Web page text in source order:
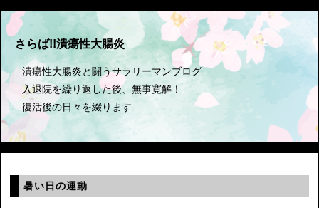
さらば!!潰瘍性大腸炎
潰瘍性大腸炎と闘うサラリーマンブログ
入退院を繰り返した後、無事寛解！
復活後の日々を綴ります
暑い日の運動